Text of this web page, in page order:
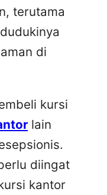
terutama
di
kursi
lain
diingat
kantor